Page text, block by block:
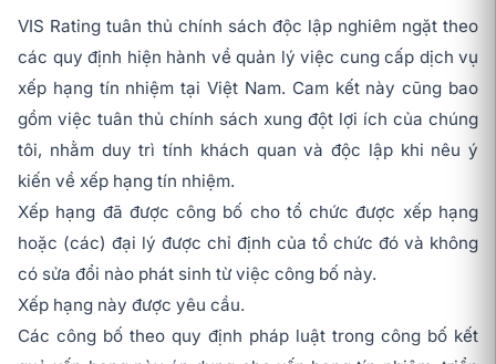
VIS Rating tuân thủ chính sách độc lập nghiêm ngặt theo
các quy định hiện hành về quản lý việc cung cấp dịch vụ
xếp hạng tín nhiệm tại Việt Nam. Cam kết này cũng bao
gồm việc tuân thủ chính sách xung đột lợi ích của chúng
tôi, nhằm duy trì tính khách quan và độc lập khi nêu ý
kiến về xếp hạng tín nhiệm.
Xếp hạng đã được công bố cho tổ chức được xếp hạng
hoặc (các) đại lý được chỉ định của tổ chức đó và không
có sửa đổi nào phát sinh từ việc công bố này.
Xếp hạng này được yêu cầu.
Các công bố theo quy định pháp luật trong công bố kết